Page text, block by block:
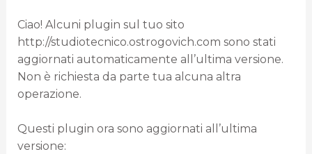
Ciao! Alcuni plugin sul tuo sito
http://studiotecnico.ostrogovich.com sono stati
aggiornati automaticamente all’ultima versione.
Non è richiesta da parte tua alcuna altra
operazione.
Questi plugin ora sono aggiornati all’ultima
versione: